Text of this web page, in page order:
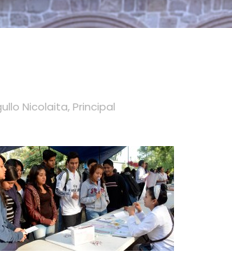
Nicolaita, Principal